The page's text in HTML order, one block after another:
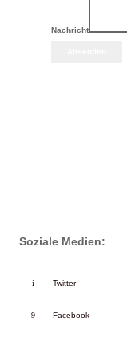
Nachricht
Soziale Medien:
Twitter
Facebook